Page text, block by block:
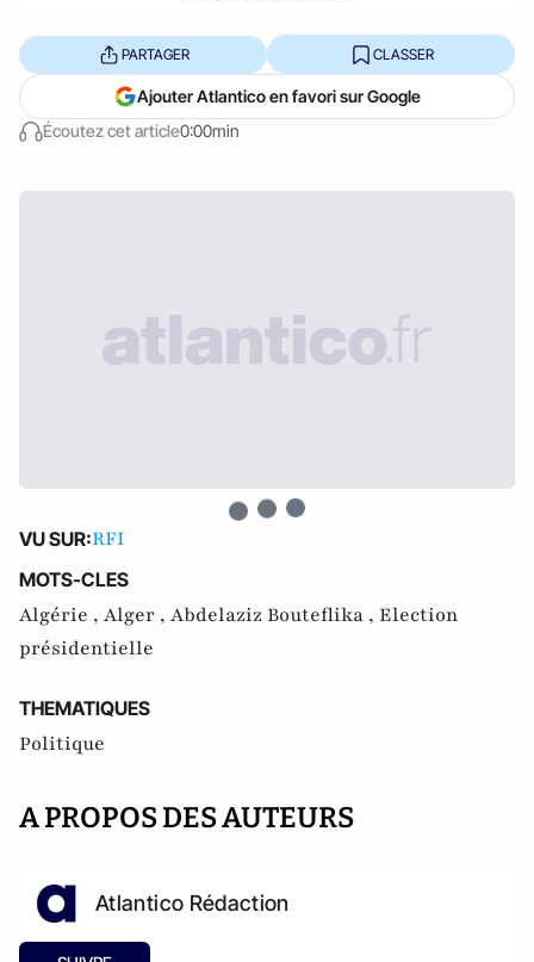
Écoutez cet article0:00min
PARTAGER CLASSER
Ajouter Atlantico en favori sur Google
VU SUR:RFI
MOTS-CLES
Algérie , Alger , Abdelaziz Bouteflika , Election
présidentielle
THEMATIQUES
Politique
A PROPOS DES AUTEURS
Atlantico Rédaction